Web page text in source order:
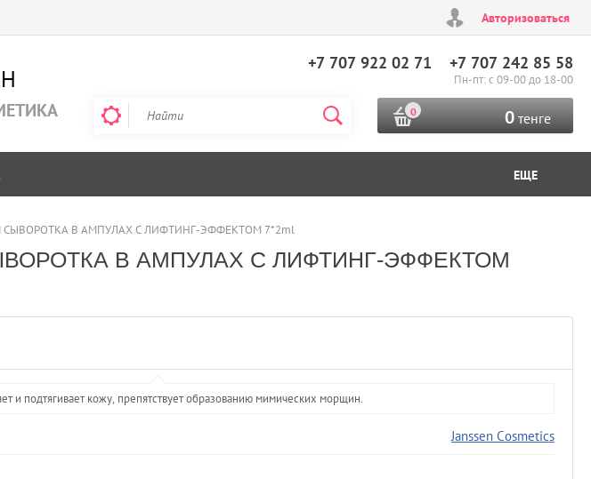
Авторизоваться
+7 707 922 02 71 +7 707 242 85 58
Пн-пт: с 09-00 до 18-00
0 0тенге
ЕЩЕ
СЫВОРОТКА В АМПУЛАХ С ЛИФТИНГ-ЭФФЕКТОМ 7*2ml
В АМПУЛАХ С ЛИФТИНГ-ЭФФЕКТОМ
и подтягивает кожу, препятствует образованию мимических морщин.
Janssen Cosmetics